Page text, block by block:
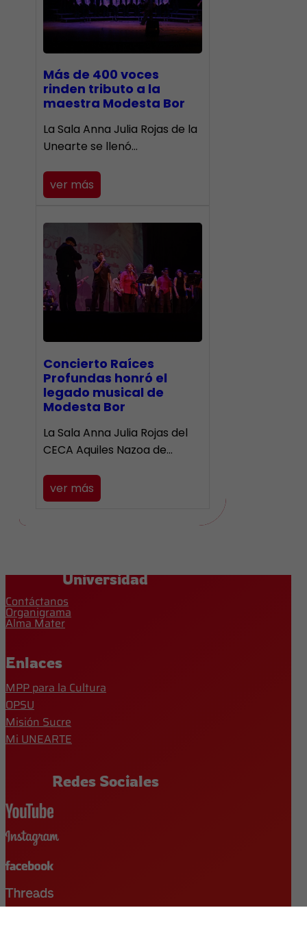
Más de 400 voces
rinden tributo a la
maestra Modesta Bor
​La Sala Anna Julia Rojas de la
Unearte se llenó…
ver más
​Concierto Raíces
Profundas honró el
legado musical de
Modesta Bor
La Sala Anna Julia Rojas del
CECA Aquiles Nazoa de…
ver más
Universidad
Contáctanos
Organigrama
Alma Mater
Enlaces
MPP para la Cultura
OPSU
Misión Sucre
Mi UNEARTE
Redes Sociales